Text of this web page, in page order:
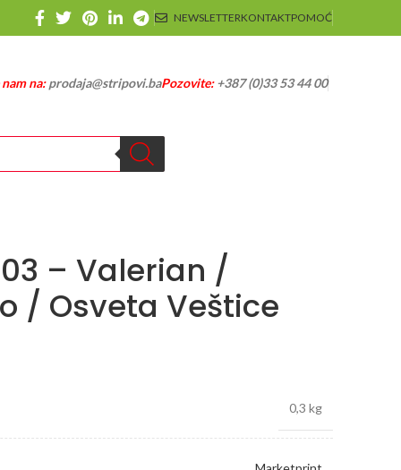
NEWSLETTERKONTAKTPOMOĆ
na:prodaja@stripovi.baPozovite:+387 (0)33 53 44 00
– Valerian /
/ Osveta Veštice
0,3 kg